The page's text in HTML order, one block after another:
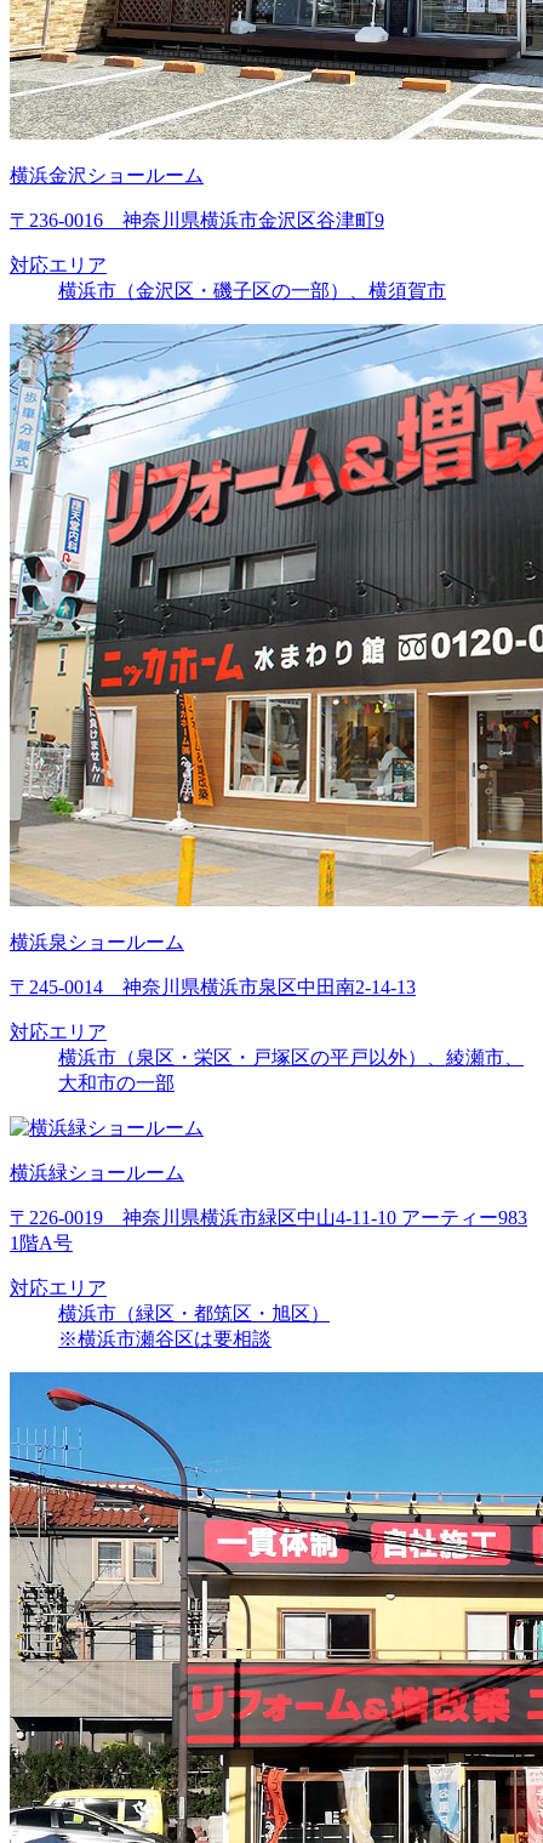
横浜金沢ショールーム
〒236-0016 神奈川県横浜市金沢区谷津町9
対応エリア
横浜市（金沢区・磯子区の一部）、横須賀市
横浜泉ショールーム
〒245-0014 神奈川県横浜市泉区中田南2-14-13
対応エリア
横浜市（泉区・栄区・戸塚区の平戸以外）、綾瀬市、
大和市の一部
横浜緑ショールーム
〒226-0019 神奈川県横浜市緑区中山4-11-10 アーティー983
1階A号
対応エリア
横浜市（緑区・都筑区・旭区）
※横浜市瀬谷区は要相談